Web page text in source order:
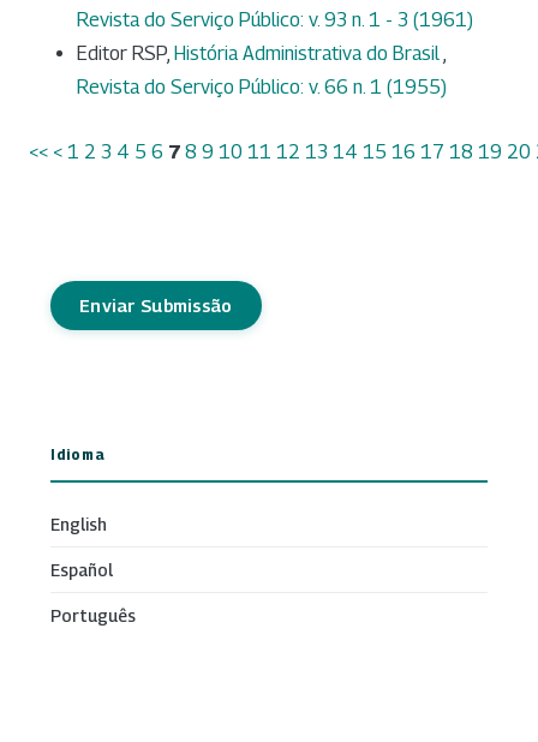
Revista do Serviço Público: v. 93 n. 1 - 3 (1961)
Editor RSP, História Administrativa do Brasil,
Revista do Serviço Público: v. 66 n. 1 (1955)
<< < 1 2 3 4 5 6 7 8 9 10 11 12 13 14 15 16 17 18 19 20
Enviar Submissão
Idioma
English
Español
Português